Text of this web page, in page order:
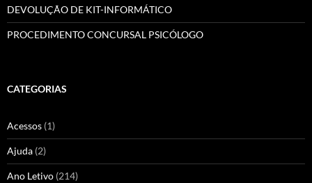
DEVOLUÇÃO DE KIT-INFORMÁTICO
PROCEDIMENTO CONCURSAL PSICÓLOGO
CATEGORIAS
Acessos (1)
Ajuda (2)
Ano Letivo (214)